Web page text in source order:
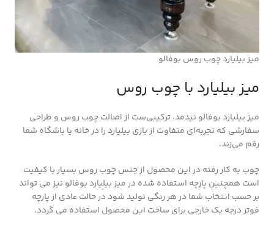
میز بیلیارد چوب روس بوفالو
میز بیلیارد با چوب روس
میز بیلیارد بوفالو نیدمد، ترکیبی‌ست از اصالت چوب روس و طراحی
سفارشی که تجربه‌ای متفاوت از بازی بیلیارد را در خانه یا باشگاه شما
رقم می‌زند.
چوب به کار رفته در این محصول از جنس چوب روس بسیار با کیفیت
است همچنین پارچه استفاده شده در میز بیلیارد بوفالو نیز می تواند
بر حسب انتخاب شما در هر رنگی تولید شود در حالت عادی از پارچه
فوتر درجه یک خارجی برای ساخت این محصول استفاده می گردد.